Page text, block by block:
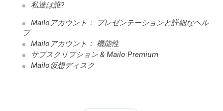
私達は誰?
Mailoアカウント： プレゼンテーションと詳細なヘル
プ
Mailoアカウント： 機能性
サブスクリプション & Mailo Premium
Mailo仮想ディスク